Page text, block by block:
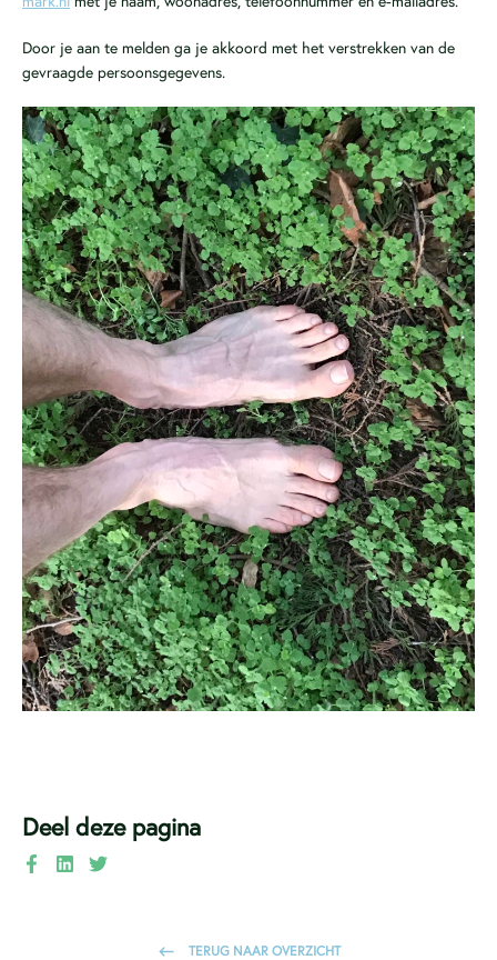
Door je aan te melden ga je akkoord met het verstrekken van de
gevraagde persoonsgegevens.
Deel deze pagina
TERUG NAAR OVERZICHT